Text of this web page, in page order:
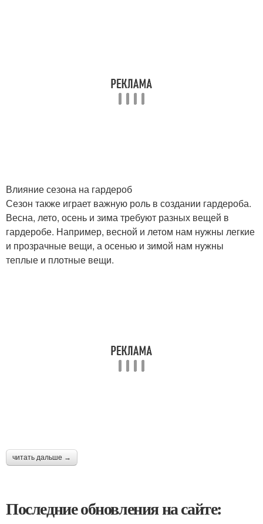
Влияние сезона на гардероб
Сезон также играет важную роль в создании гардероба.
Весна, лето, осень и зима требуют разных вещей в
гардеробе. Например, весной и летом нам нужны легкие
и прозрачные вещи, а осенью и зимой нам нужны
теплые и плотные вещи.
читать дальше →
Последние обновления на сайте: